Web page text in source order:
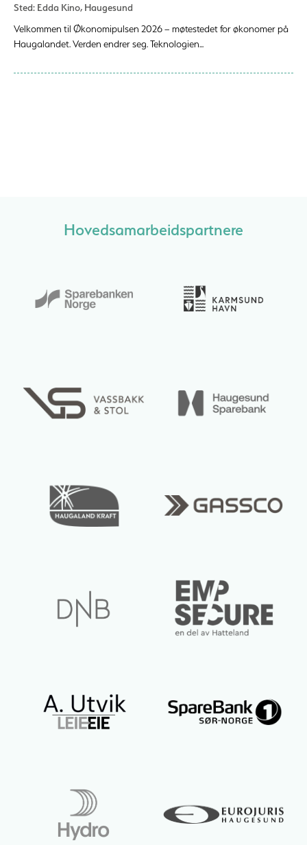
Sted: Edda Kino, Haugesund
Velkommen til Økonomipulsen 2026 – møtestedet for økonomer på
Haugalandet. Verden endrer seg. Teknologien...
Hovedsamarbeidspartnere